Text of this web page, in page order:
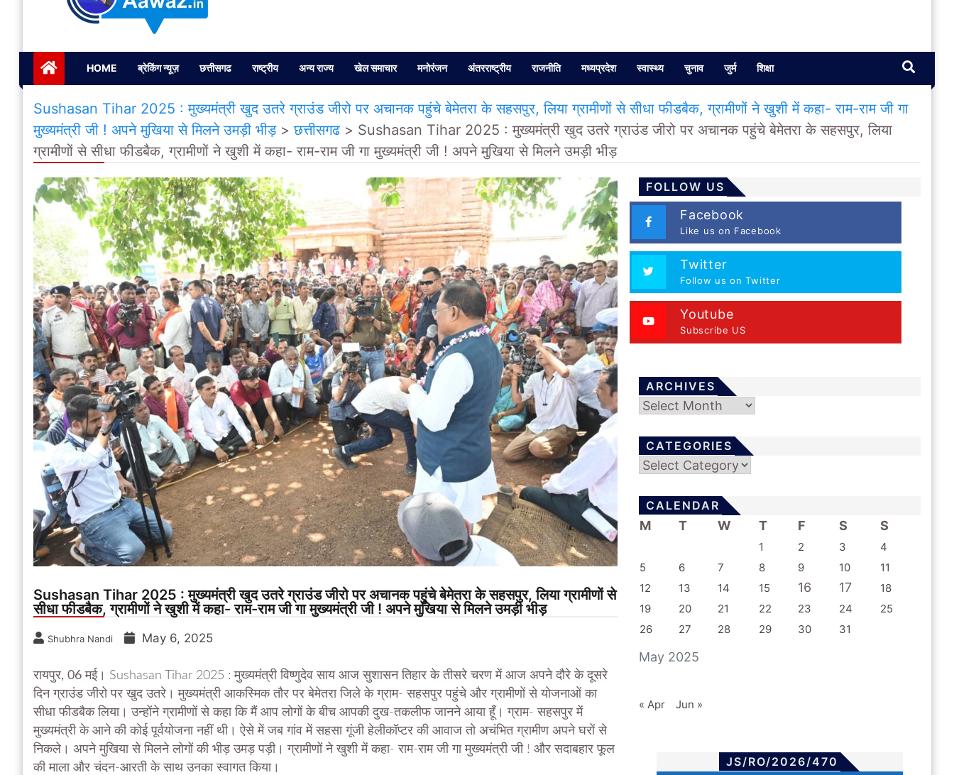
Janta ki Aawaz
HOME ब्रेकिंग न्यूज़ छत्तीसगढ राष्ट्रीय अन्य राज्य खेल समाचार मनोरंजन अंतरराष्ट्रीय राजनीति मध्यप्रदेश स्वास्थ्य चुनाव जुर्म शिक्षा
Sushasan Tihar 2025 : मुख्यमंत्री खुद उतरे ग्राउंड जीरो पर अचानक पहुंचे बेमेतरा के सहसपुर, लिया ग्रामीणों से सीधा फीडबैक, ग्रामीणों ने खुशी में कहा- राम-राम जी गा
मुख्यमंत्री जी ! अपने मुखिया से मिलने उमड़ी भीड़>छत्तीसगढ > Sushasan Tihar 2025 : मुख्यमंत्री खुद उतरे ग्राउंड जीरो पर अचानक पहुंचे बेमेतरा के सहसपुर, लिया
ग्रामीणों से सीधा फीडबैक, ग्रामीणों ने खुशी में कहा- राम-राम जी गा मुख्यमंत्री जी ! अपने मुखिया से मिलने उमड़ी भीड़
Sushasan Tihar 2025 : मुख्यमंत्री खुद उतरे ग्राउंड जीरो पर अचानक पहुंचे बेमेतरा के सहसपुर, लिया ग्रामीणों से
सीधा फीडबैक, ग्रामीणों ने खुशी में कहा- राम-राम जी गा मुख्यमंत्री जी ! अपने मुखिया से मिलने उमड़ी भीड़
Shubhra Nandi May 6, 2025
रायपुर, 06 मई। Sushasan Tihar 2025 : मुख्यमंत्री विष्णुदेव साय आज सुशासन तिहार के तीसरे चरण में आज अपने दौरे के दूसरे
दिन ग्राउंड जीरो पर खुद उतरे। मुख्यमंत्री आकस्मिक तौर पर बेमेतरा जिले के ग्राम- सहसपुर पहुंचे और ग्रामीणों से योजनाओं का
सीधा फीडबैक लिया। उन्होंने ग्रामीणों से कहा कि मैं आप लोगों के बीच आपकी दुख-तकलीफ जानने आया हूँ। ग्राम- सहसपुर में
मुख्यमंत्री के आने की कोई पूर्वयोजना नहीं थी। ऐसे में जब गांव में सहसा गूंजी हेलीकॉप्टर की आवाज तो अचंभित ग्रामीण अपने घरों से
निकले। अपने मुखिया से मिलने लोगों की भीड़ उमड़ पड़ी। ग्रामीणों ने खुशी में कहा- राम-राम जी गा मुख्यमंत्री जी ! और सदाबहार फूल
की माला और चंदन-आरती के साथ उनका स्वागत किया।
FOLLOW US
Facebook
Like us on Facebook
Twitter
Follow us on Twitter
Youtube
Subscribe US
ARCHIVES
Archives
CATEGORIES
Categories
CALENDAR
May 2025
M T W T F S S
1 2 3
4
5
6 7 8 9 10
11
12
13 14 15 16 17
18
19
20 21 22 23 24
25
26
27 28 29 30 31
« Apr Jun »
JS/RO/2026/470